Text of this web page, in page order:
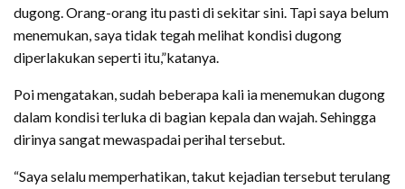
dugong. Orang-orang itu pasti di sekitar sini. Tapi saya belum
menemukan, saya tidak tegah melihat kondisi dugong
diperlakukan seperti itu,”katanya.
Poi mengatakan, sudah beberapa kali ia menemukan dugong
dalam kondisi terluka di bagian kepala dan wajah. Sehingga
dirinya sangat mewaspadai perihal tersebut.
“Saya selalu memperhatikan, takut kejadian tersebut terulang